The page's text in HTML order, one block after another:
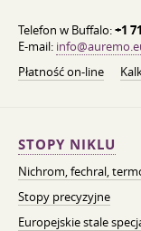
Telefon w Buffalo:+1
E-mail:
Płatność on-line
STOPY NIKLU
Nichrom, fechral,
Stopy precyzyjne
Europejskie stale